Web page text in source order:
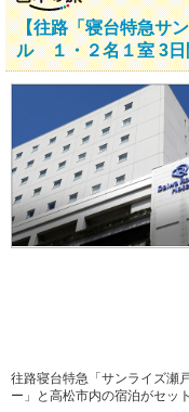
【往路「寝台特急サ
ル １・２名１室 3日
往路寝台特急「サンライズ瀬
ー」と高松市内の宿泊がセッ